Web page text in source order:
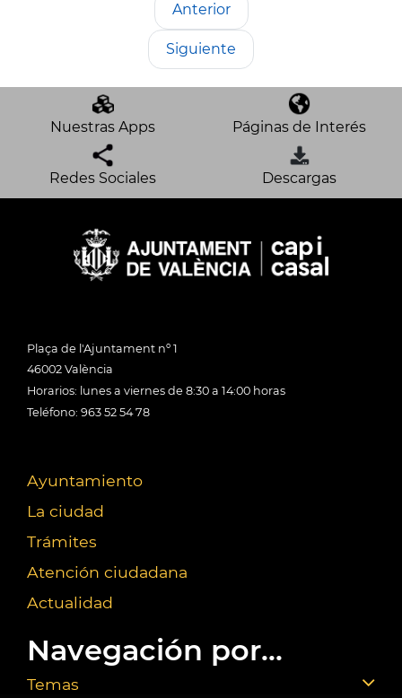
Anterior
Siguiente
Nuestras Apps Páginas de Interés
Redes Sociales Descargas
Plaça de l'Ajuntament nº 1
46002 València
Horarios: lunes a viernes de 8:30 a 14:00 horas
Teléfono: 963 52 54 78
Ayuntamiento
La ciudad
Trámites
Atención ciudadana
Actualidad
Navegación por...
Temas